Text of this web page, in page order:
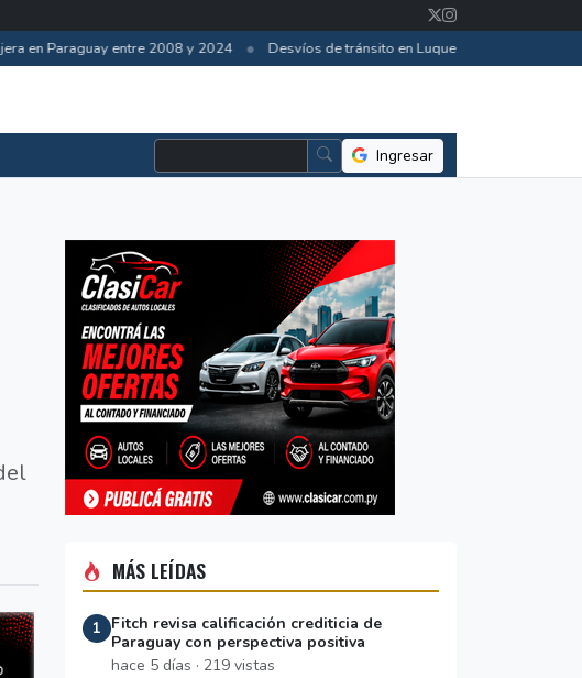
en Paraguay entre 2008 y 2024 • Desvíos de tránsito en Luque por obras de
Ingresar
MÁS LEÍDAS
1
Fitch revisa calificación crediticia de
Paraguay con perspectiva positiva
hace 5 días · 219 vistas